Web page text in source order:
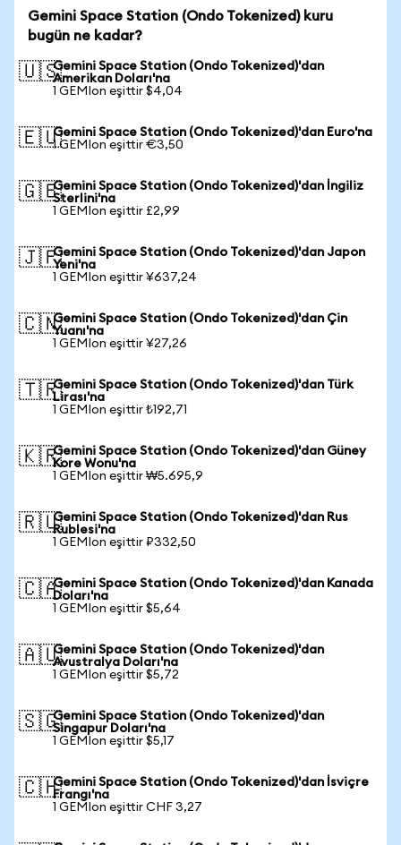
Gemini Space Station (Ondo Tokenized) kuru
bugün ne kadar?
🇺🇸Gemini Space Station (Ondo Tokenized)'dan
Amerikan Doları'na
1 GEMIon eşittir $4,04
🇪🇺Gemini Space Station (Ondo Tokenized)'dan Euro'na
1 GEMIon eşittir €3,50
🇬🇧Gemini Space Station (Ondo Tokenized)'dan İngiliz
Sterlini'na
1 GEMIon eşittir £2,99
🇯🇵Gemini Space Station (Ondo Tokenized)'dan Japon
Yeni'na
1 GEMIon eşittir ¥637,24
🇨🇳Gemini Space Station (Ondo Tokenized)'dan Çin
Yuanı'na
1 GEMIon eşittir ¥27,26
🇹🇷Gemini Space Station (Ondo Tokenized)'dan Türk
Lirası'na
1 GEMIon eşittir ₺192,71
🇰🇷Gemini Space Station (Ondo Tokenized)'dan Güney
Kore Wonu'na
1 GEMIon eşittir ₩5.695,9
🇷🇺Gemini Space Station (Ondo Tokenized)'dan Rus
Rublesi'na
1 GEMIon eşittir ₽332,50
🇨🇦Gemini Space Station (Ondo Tokenized)'dan Kanada
Doları'na
1 GEMIon eşittir $5,64
🇦🇺Gemini Space Station (Ondo Tokenized)'dan
Avustralya Doları'na
1 GEMIon eşittir $5,72
🇸🇬Gemini Space Station (Ondo Tokenized)'dan
Singapur Doları'na
1 GEMIon eşittir $5,17
🇨🇭Gemini Space Station (Ondo Tokenized)'dan İsviçre
Frangı'na
1 GEMIon eşittir CHF 3,27